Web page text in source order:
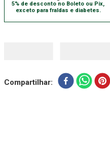
5% de desconto no Boleto ou Pix,
exceto para fraldas e diabetes.
Compartilhar